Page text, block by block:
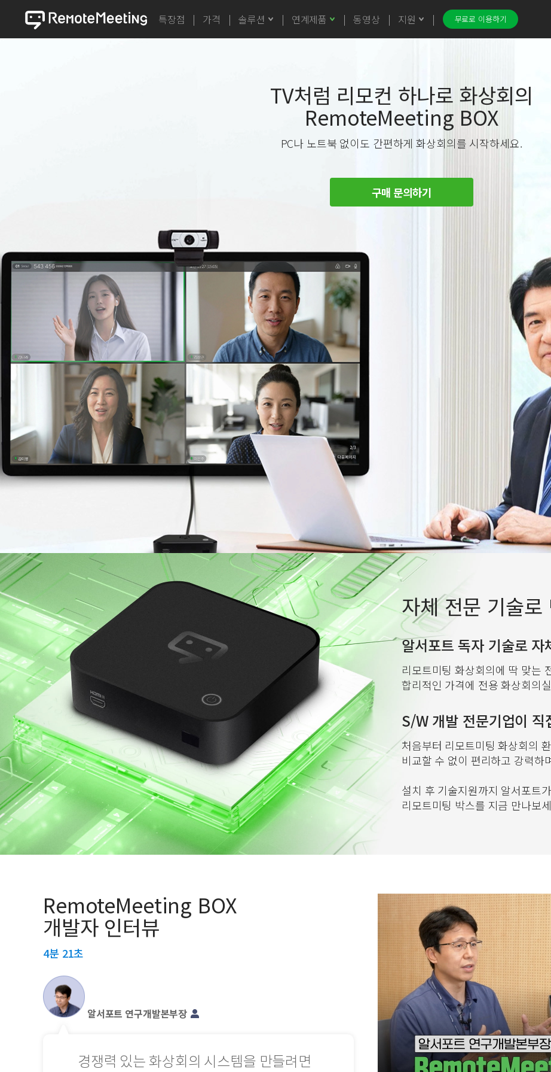
특장점 가격 솔루션 연계제품 동영상 지원 무료로 이용하기
TV처럼 리모컨 하나로 화상회의
RemoteMeeting BOX
PC나 노트북 없이도 간편하게 화상회의를 시작하세요.
구매 문의하기
자체 전문 기술
알서포트 독자 기술로
리모트미팅 화상회의에 딱 맞는
합리적인 가격에 전용 화상회의
S/W 개발 전문기업이
처음부터 리모트미팅 화상회의
비교할 수 없이 편리하고 강력하
설치 후 기술지원까지 알서포트
리모트미팅 박스를 지금 만나보
RemoteMeeting BOX
개발자 인터뷰
4분 21초
알서포트 연구개발본부장
경쟁력 있는 화상회의 시스템을 만들려면